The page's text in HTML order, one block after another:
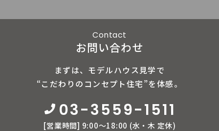
Contact
お問い合わせ
まずは、モデルハウス見学で
“こだわりのコンセプト住宅”を体感。
03-3559-1511
[営業時間] 9:00〜18:00 (⽔‧⽊ 定休)